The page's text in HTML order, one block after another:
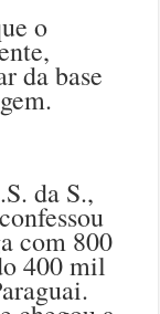
o
da base
da S.,
com 800
400 mil